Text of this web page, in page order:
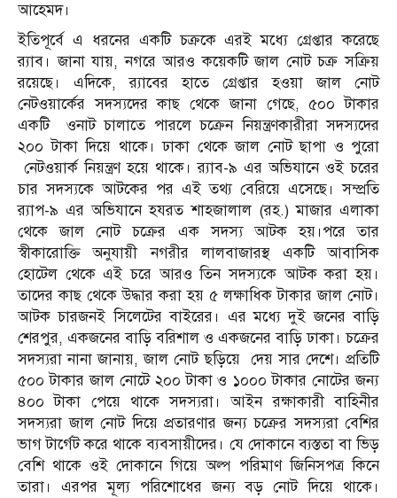
আহেমদ।
ইতিপূর্বে এ ধরনের একটি চক্রকে এরই মধ্যে গ্রেপ্তার করেছে
র‌্যাব। জানা যায়, নগরে আরও কয়েকটি জাল নোট চক্র সক্রিয়
রয়েছে। এদিকে, র‌্যাবের হাতে গ্রেপ্তার হওয়া জাল নোট
নেটওয়ার্কের সদস্যদের কাছ থেকে জানা গেছে, ৫০০ টাকার
একটি ওনাট চালাতে পারলে চক্রেন নিয়ন্ত্রণকারীরা সদস্যদের
২০০ টাকা দিয়ে থাকে। ঢাকা থেকে জাল নোট ছাপা ও পুরো
নেটওয়ার্ক নিয়ন্ত্রণ হয়ে থাকে। র‌্যাব-৯ এর অভিযানে ওই চরের
চার সদস্যকে আটকের পর এই তথ্য বেরিয়ে এসেছে। সম্প্রতি
র‌্যাপ-৯ এর অভিযানে হযরত শাহজালাল (রহ.) মাজার এলাকা
থেকে জাল নোট চক্রের এক সদস্য আটক হয়।পরে তার
স্বীকারোক্তি অনুযায়ী নগরীর লালবাজারস্থ একটি আবাসিক
হোটেল থেকে এই চরে আরও তিন সদস্যকে আটক করা হয়।
তাদের কাছ থেকে উদ্ধার করা হয় ৫ লক্ষাধিক টাকার জাল নোট।
আটক চারজনই সিলেটের বাইরের। এর মধ্যে দুই জনের বাড়ি
শেরপুর, একজনের বাড়ি বরিশাল ও একজনের বাড়ি ঢাকা। চক্রের
সদস্যরা নানা জানায়, জাল নোট ছড়িয়ে দেয় সার দেশে। প্রতিটি
৫০০ টাকার জাল নোটে ২০০ টাকা ও ১০০০ টাকার নোটের জন্য
৪০০ টাকা পেয়ে থাকে সদস্যরা। আইন রক্ষাকারী বাহিনীর
সদস্যরা জাল নোট দিয়ে প্রতারণার জন্য চক্রের সদস্যরা বেশির
ভাগ টার্গেট করে থাকে ব্যবসায়ীদের। যে দোকানে ব্যস্ততা বা ভিড়
বেশি থাকে ওই দোকানে গিয়ে অল্প পরিমাণ জিনিসপত্র কিনে
তারা। এরপর মূল্য পরিশোধের জন্য বড় নোট দিয়ে থাকে।